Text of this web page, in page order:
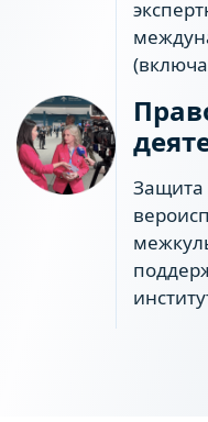
Защита